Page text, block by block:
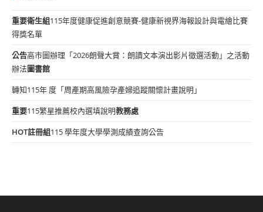
重要衛生組115年度健康促進創意競賽-健康新視界海報設計與電繪比賽
得獎名單
公告高市圖辦理「2026朗聲大賞：朗讀文本演出影片徵選活動」之活動
辦法圖書館
轉知115年 度「周產期高風險孕產婦追蹤關懷計畫說明」
重要115繁星推薦校內選填說明教務處
HOT註冊組115 學年度大學學測成績查詢公告